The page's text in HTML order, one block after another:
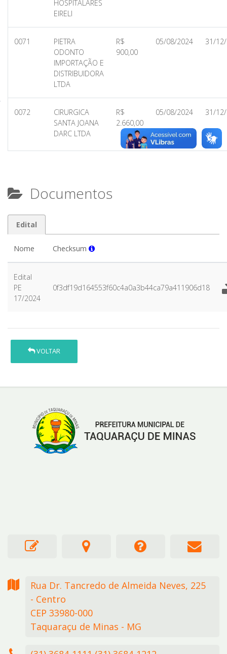
HOSPITALARES
EIRELI
0071
PIETRA
ODONTO
IMPORTAÇÃO E
DISTRIBUIDORA
LTDA
R$
900,00
05/08/2024 31/
0072
CIRURGICA
SANTA JOANA
DARC LTDA
R$
2.660,00
05/08/2024 31/
Documentos
Edital
Nome Checksum
Edital
PE
17/2024
0f3df19d164553f60c4a0a3b44ca79a411906d18
VOLTAR
Rua Dr. Tancredo de Almeida Neves, 225
- Centro
CEP 33980-000
Taquaraçu de Minas - MG